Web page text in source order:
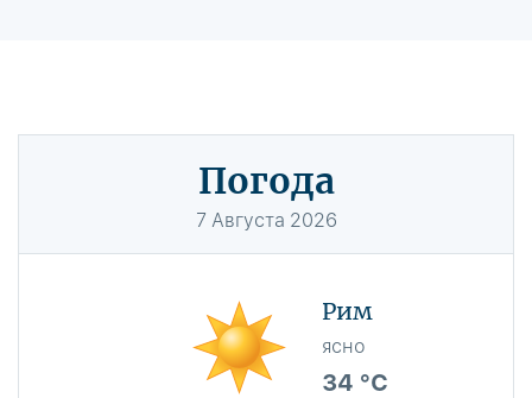
Погода
7 Августа 2026
Рим
ясно
34 °C